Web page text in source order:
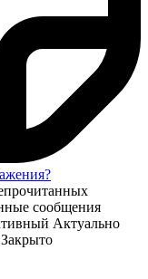
сообщения
Актуально
Закрыто